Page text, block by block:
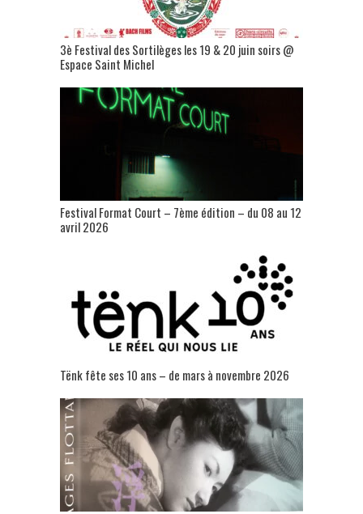
3è Festival des Sortilèges les 19 & 20 juin soirs @
Espace Saint Michel
Festival Format Court – 7ème édition – du 08 au 12
avril 2026
Tënk fête ses 10 ans – de mars à novembre 2026